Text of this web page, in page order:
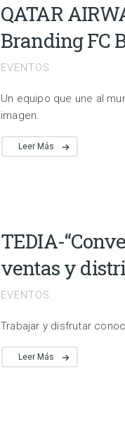
QATAR
Branding FC
EVENTOS
Un equipo que une al
imagen.
Leer Más
TEDIA-
ventas y
EVENTOS
Trabajar y disfrutar
Leer Más